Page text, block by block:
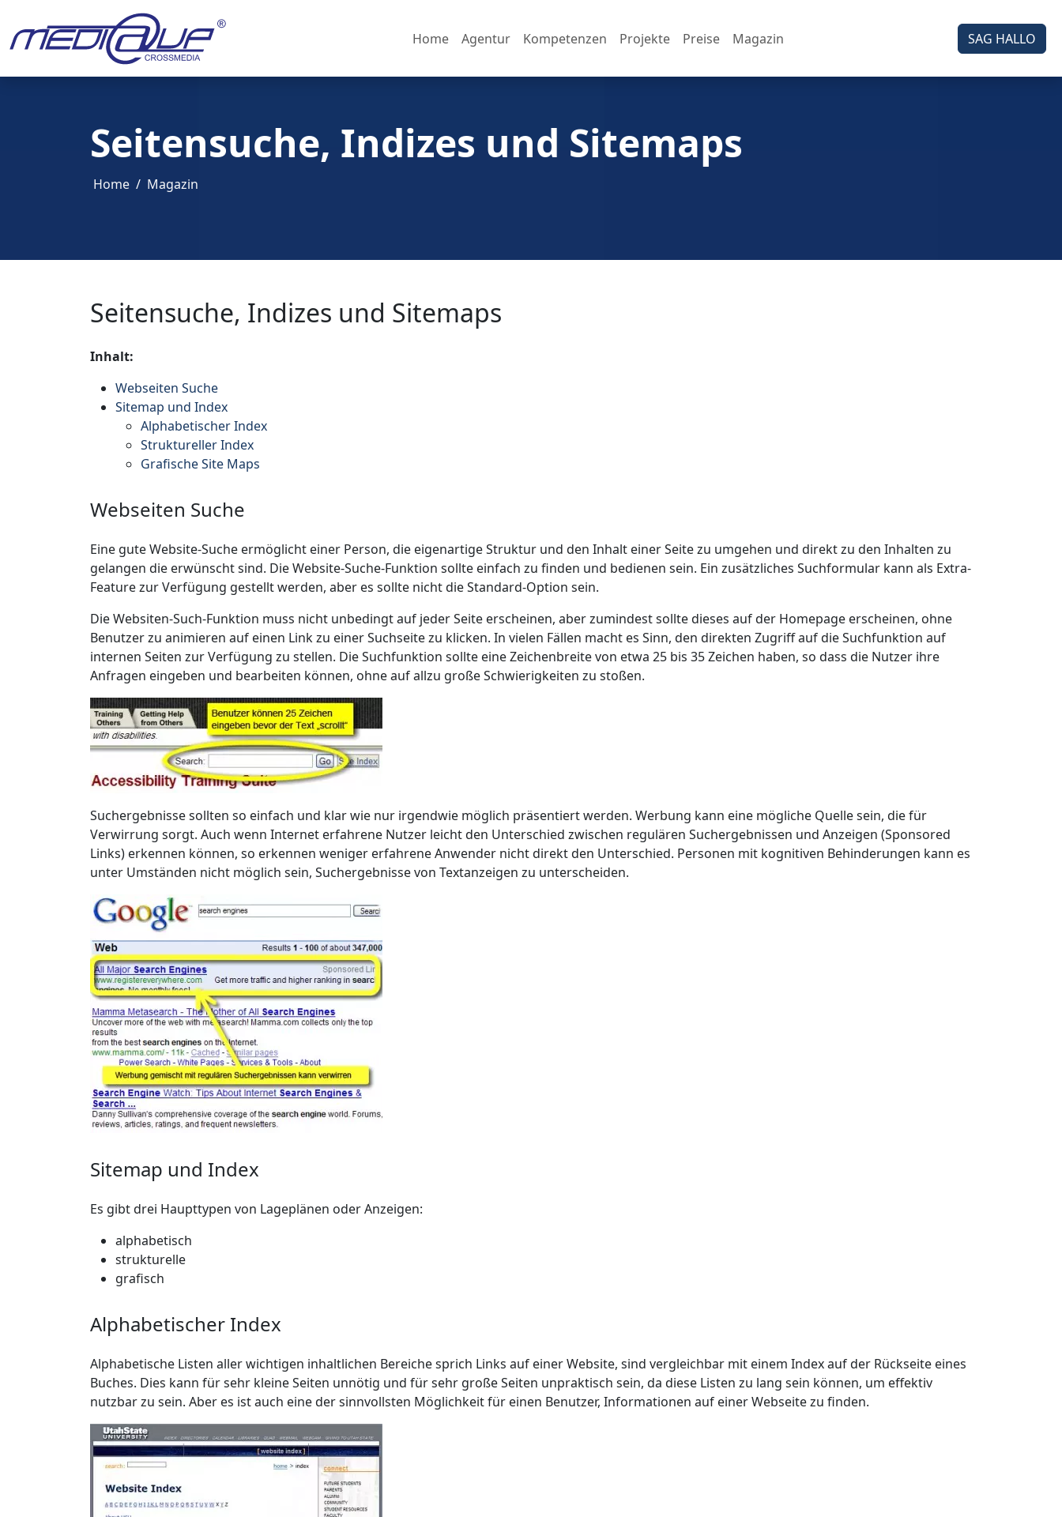
Home Agentur Kompetenzen Projekte Preise Magazin SAG HALLO
Seitensuche, Indizes und Sitemaps
Home Magazin
Seitensuche, Indizes und Sitemaps
Inhalt:
Webseiten Suche
Sitemap und Index
Alphabetischer Index
Struktureller Index
Grafische Site Maps
Webseiten Suche
Eine gute Website-Suche ermöglicht einer Person, die eigenartige Struktur und den Inhalt einer Seite zu umgehen und direkt zu den Inhalten zu
gelangen die erwünscht sind. Die Website-Suche-Funktion sollte einfach zu finden und bedienen sein. Ein zusätzliches Suchformular kann als Extra-
Feature zur Verfügung gestellt werden, aber es sollte nicht die Standard-Option sein.
Die Websiten-Such-Funktion muss nicht unbedingt auf jeder Seite erscheinen, aber zumindest sollte dieses auf der Homepage erscheinen, ohne
Benutzer zu animieren auf einen Link zu einer Suchseite zu klicken. In vielen Fällen macht es Sinn, den direkten Zugriff auf die Suchfunktion auf
internen Seiten zur Verfügung zu stellen. Die Suchfunktion sollte eine Zeichenbreite von etwa 25 bis 35 Zeichen haben, so dass die Nutzer ihre
Anfragen eingeben und bearbeiten können, ohne auf allzu große Schwierigkeiten zu stoßen.
Suchergebnisse sollten so einfach und klar wie nur irgendwie möglich präsentiert werden. Werbung kann eine mögliche Quelle sein, die für
Verwirrung sorgt. Auch wenn Internet erfahrene Nutzer leicht den Unterschied zwischen regulären Suchergebnissen und Anzeigen (Sponsored
Links) erkennen können, so erkennen weniger erfahrene Anwender nicht direkt den Unterschied. Personen mit kognitiven Behinderungen kann es
unter Umständen nicht möglich sein, Suchergebnisse von Textanzeigen zu unterscheiden.
Sitemap und Index
Es gibt drei Haupttypen von Lageplänen oder Anzeigen:
alphabetisch
strukturelle
grafisch
Alphabetischer Index
Alphabetische Listen aller wichtigen inhaltlichen Bereiche sprich Links auf einer Website, sind vergleichbar mit einem Index auf der Rückseite eines
Buches. Dies kann für sehr kleine Seiten unnötig und für sehr große Seiten unpraktisch sein, da diese Listen zu lang sein können, um effektiv
nutzbar zu sein. Aber es ist auch eine der sinnvollsten Möglichkeit für einen Benutzer, Informationen auf einer Webseite zu finden.